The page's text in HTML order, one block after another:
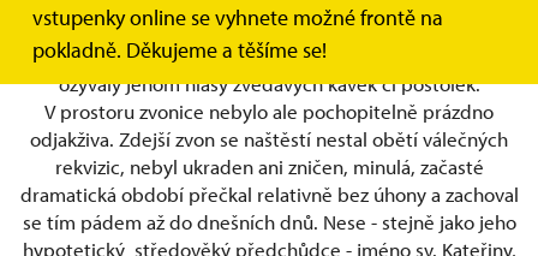
vstupenky online se vyhnete možné frontě na
pokladně. Děkujeme a těšíme se!
a Bohem, mezi profánním a posvátným: totiž zvon. Desítky
let se z prázdné dřevěné věžičky vysoko v hřebeni střechy
ozývaly jenom hlasy zvědavých kavek či poštolek.
V prostoru zvonice nebylo ale pochopitelně prázdno
odjakživa. Zdejší zvon se naštěstí nestal obětí válečných
rekvizic, nebyl ukraden ani zničen, minulá, začasté
dramatická období přečkal relativně bez úhony a zachoval
se tím pádem až do dnešních dnů. Nese - stejně jako jeho
hypotetický středověký předchůdce - jméno sv. Kateřiny,